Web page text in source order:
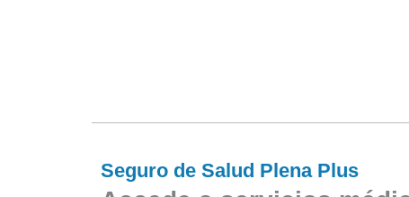
Seguro de Salud Plena Plus